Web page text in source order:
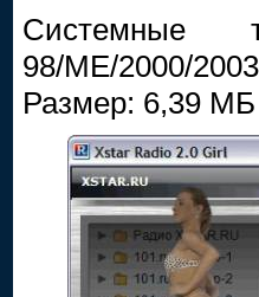
Системные
98/ME/2000/
Размер: 6,39 МБ